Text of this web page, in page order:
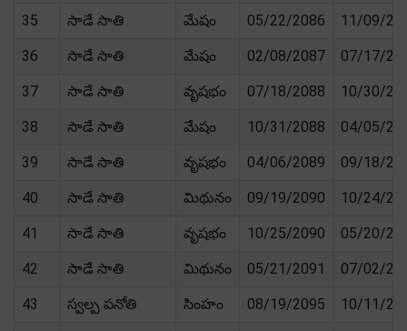
35 సాడే సాతి మేషం 05/22/2086 11/09/
36 సాడే సాతి మేషం 02/08/2087 07/17/
37 సాడే సాతి వృషభం 07/18/2088 10/30/
38 సాడే సాతి మేషం 10/31/2088 04/05/
39 సాడే సాతి వృషభం 04/06/2089 09/18/
40 సాడే సాతి మిథునం 09/19/2090 10/24/
41 సాడే సాతి వృషభం 10/25/2090 05/20/
42 సాడే సాతి మిథునం 05/21/2091 07/02/
43 స్వల్ప పనోతి సింహం 08/19/2095 10/11/